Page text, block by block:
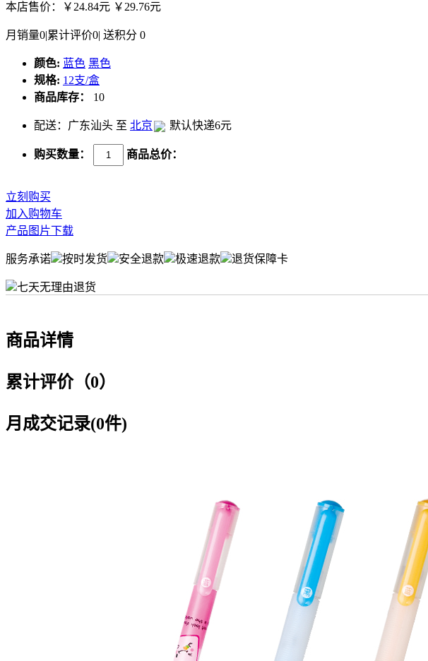
本店售价： ￥24.84元 ￥29.76元
月销量0|累计评价0| 送积分 0
颜色: 蓝色 黑色
规格: 12支/盒
商品库存：
10
配送：广东汕头 至 北京 默认快递6元
购买数量： 商品总价：
立刻购买
加入购物车
产品图片下载
服务承诺 按时发货 安全退款 极速退款 退货保障卡
七天无理由退货
商品详情
累计评价（0）
月成交记录(0件)